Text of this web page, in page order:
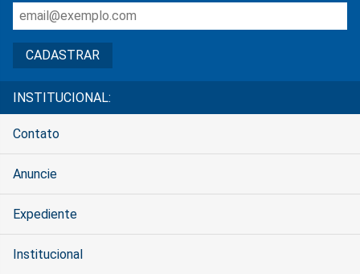
INSTITUCIONAL:
Contato
Anuncie
Expediente
Institucional